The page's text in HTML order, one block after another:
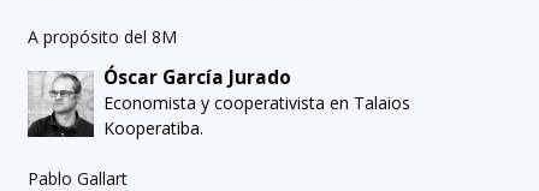
A propósito del 8M
Óscar García Jurado
Economista y cooperativista en Talaios
Kooperatiba.
Pablo Gallart